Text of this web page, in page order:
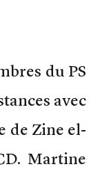
du PS
avec
de Zine el-
Martine